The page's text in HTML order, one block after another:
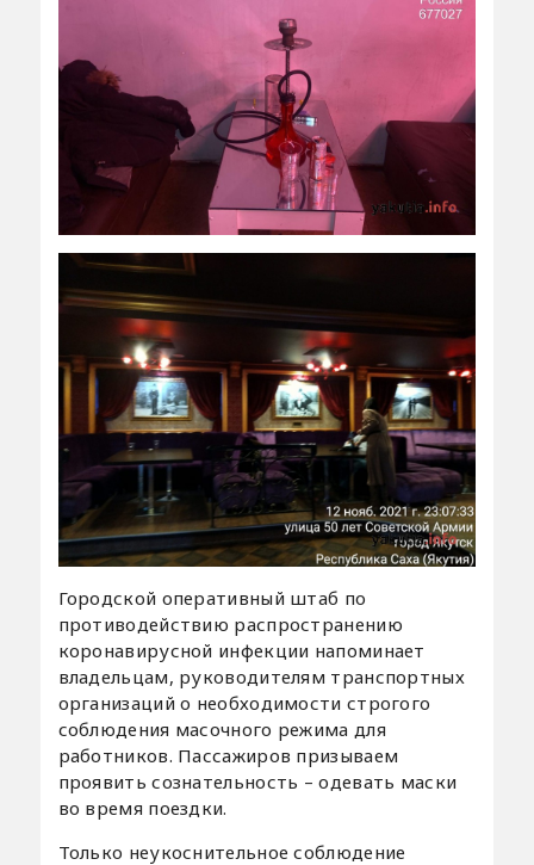
Городской оперативный штаб по
противодействию распространению
коронавирусной инфекции напоминает
владельцам, руководителям транспортных
организаций о необходимости строгого
соблюдения масочного режима для
работников. Пассажиров призываем
проявить сознательность – одевать маски
во время поездки.
Только неукоснительное соблюдение